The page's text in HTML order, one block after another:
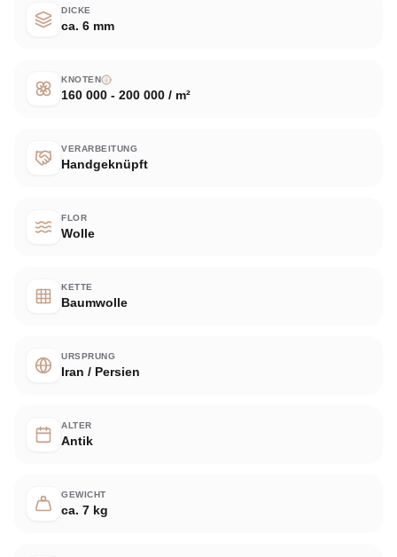
DICKE
ca. 6 mm
KNOTEN
160 000 - 200 000 / m²
VERARBEITUNG
Handgeknüpft
FLOR
Wolle
KETTE
Baumwolle
URSPRUNG
Iran / Persien
ALTER
Antik
GEWICHT
ca. 7 kg